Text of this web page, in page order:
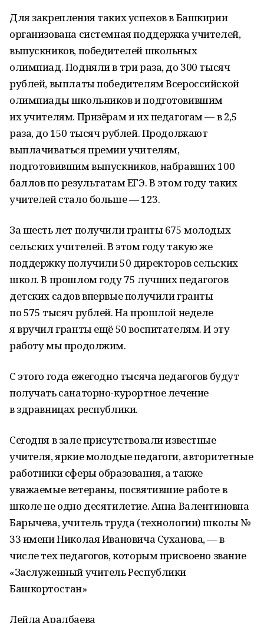
Для закрепления таких успехов в Башкирии
организована системная поддержка учителей,
выпускников, победителей школьных
олимпиад. Подняли в три раза, до 300 тысяч
рублей, выплаты победителям Всероссийской
олимпиады школьников и подготовившим
их учителям. Призёрам и их педагогам — в 2,5
раза, до 150 тысяч рублей. Продолжают
выплачиваться премии учителям,
подготовившим выпускников, набравших 100
баллов по результатам ЕГЭ. В этом году таких
учителей стало больше — 123.
За шесть лет получили гранты 675 молодых
сельских учителей. В этом году такую же
поддержку получили 50 директоров сельских
школ. В прошлом году 75 лучших педагогов
детских садов впервые получили гранты
по 575 тысяч рублей. На прошлой неделе
я вручил гранты ещё 50 воспитателям. И эту
работу мы продолжим.
С этого года ежегодно тысяча педагогов будут
получать санаторно-курортное лечение
в здравницах республики.
Сегодня в зале присутствовали известные
учителя, яркие молодые педагоги, авторитетные
работники сферы образования, а также
уважаемые ветераны, посвятившие работе в
школе не одно десятилетие. Анна Валентиновна
Барычева, учитель труда (технологии) школы №
33 имени Николая Ивановича Суханова, — в
числе тех педагогов, которым присвоено звание
«Заслуженный учитель Республики
Башкортостан»
Лейла Аралбаева